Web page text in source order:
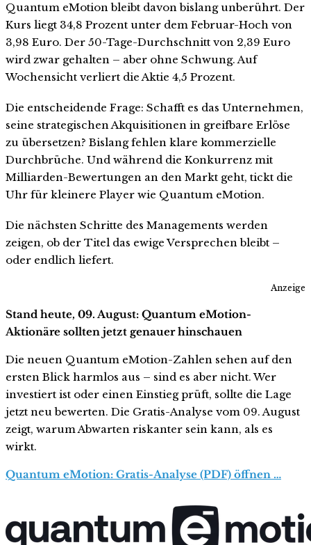
Quantum eMotion bleibt davon bislang unberührt. Der
Kurs liegt 34,8 Prozent unter dem Februar-Hoch von
3,98 Euro. Der 50-Tage-Durchschnitt von 2,39 Euro
wird zwar gehalten – aber ohne Schwung. Auf
Wochensicht verliert die Aktie 4,5 Prozent.
Die entscheidende Frage: Schafft es das Unternehmen,
seine strategischen Akquisitionen in greifbare Erlöse
zu übersetzen? Bislang fehlen klare kommerzielle
Durchbrüche. Und während die Konkurrenz mit
Milliarden-Bewertungen an den Markt geht, tickt die
Uhr für kleinere Player wie Quantum eMotion.
Die nächsten Schritte des Managements werden
zeigen, ob der Titel das ewige Versprechen bleibt –
oder endlich liefert.
Anzeige
Stand heute, 09. August: Quantum eMotion-
Aktionäre sollten jetzt genauer hinschauen
Die neuen Quantum eMotion-Zahlen sehen auf den
ersten Blick harmlos aus – sind es aber nicht. Wer
investiert ist oder einen Einstieg prüft, sollte die Lage
jetzt neu bewerten. Die Gratis-Analyse vom 09. August
zeigt, warum Abwarten riskanter sein kann, als es
wirkt.
Quantum eMotion: Gratis-Analyse (PDF) öffnen …